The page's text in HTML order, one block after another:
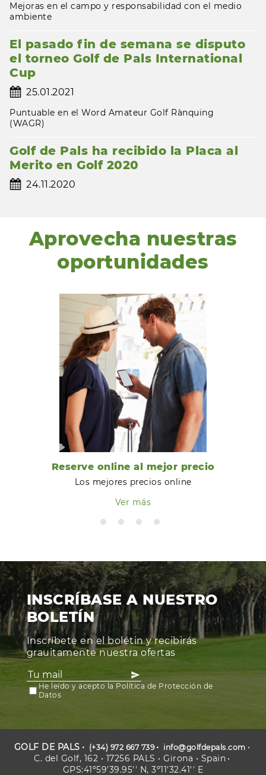
Mejoras en el campo y responsabilidad con el medio
ambiente
El pasado fin de semana se disputo
el torneo Golf de Pals International
Cup
25.01.2021
Puntuable en el Word Amateur Golf Rànquing
(WAGR)
Golf de Pals ha recibido la Placa al
Merito en Golf 2020
24.11.2020
Aprovecha nuestras
oportunidades
Reserve online al mejor precio
Los mejores precios online
Ver más
INSCRÍBASE A NUESTRO
BOLETÍN
Inscríbete en el bolétin y recibirás
grauitamente nuestra ofertas
He leído y acepto la Política de Protección de
Datos
GOLF DE PALS (+34) 972 667 739 info@golfdepals.com
C. del Golf, 162 • 17256 PALS • Girona • Spain
GPS:41º59'39.95'' N, 3º11'32.41'' E